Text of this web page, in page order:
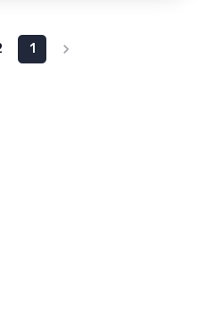
1